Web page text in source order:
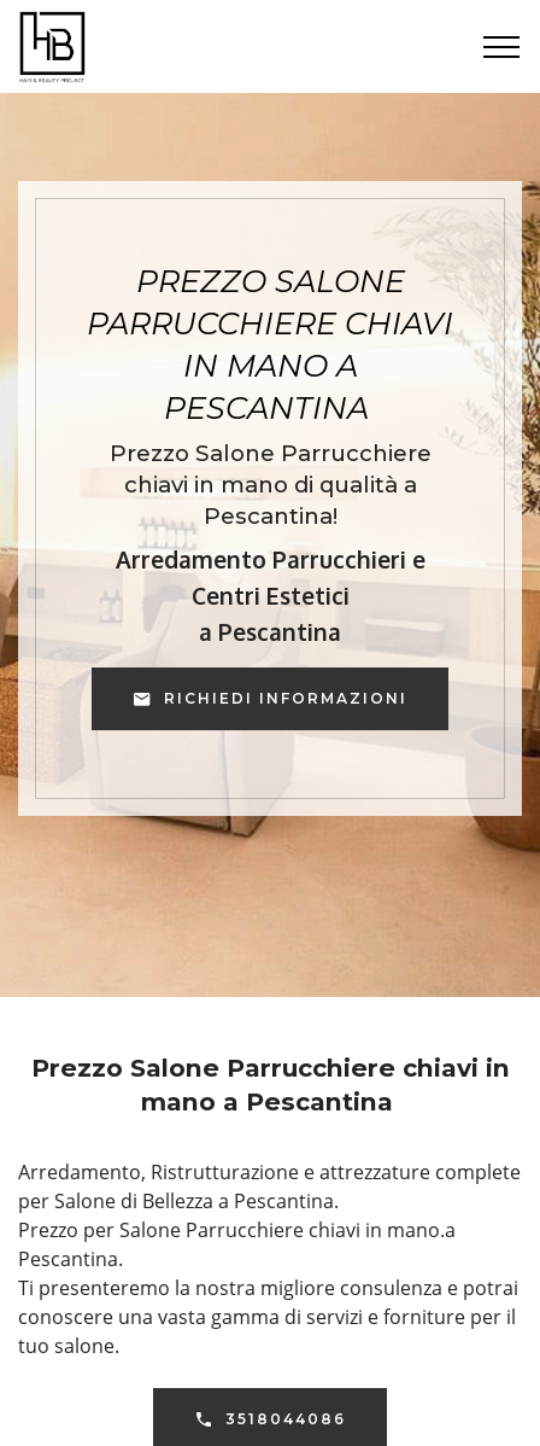
PREZZO SALONE
PARRUCCHIERE CHIAVI
IN MANO A
PESCANTINA
Prezzo Salone Parrucchiere
chiavi in mano di qualità a
Pescantina!
Arredamento Parrucchieri e
Centri Estetici
a Pescantina
RICHIEDI INFORMAZIONI
Prezzo Salone Parrucchiere chiavi in
mano a Pescantina
Arredamento, Ristrutturazione e attrezzature complete
per Salone di Bellezza a Pescantina.
Prezzo per Salone Parrucchiere chiavi in mano.a
Pescantina.
Ti presenteremo la nostra migliore consulenza e potrai
conoscere una vasta gamma di servizi e forniture per il
tuo salone.
3518044086